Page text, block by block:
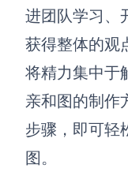
下载
解决方案
进团队学习、
获得整体的观
将精力集中于
亲和图的制作
步骤，即可轻
图。